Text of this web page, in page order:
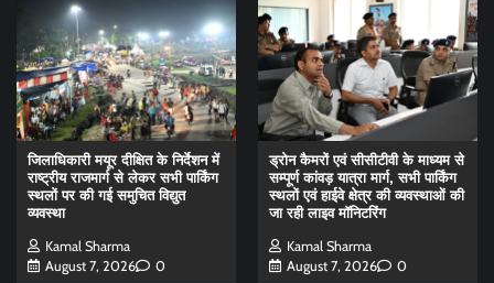
जिलाधिकारी मयूर दीक्षित के निर्देशन में
राष्ट्रीय राजमार्ग से लेकर सभी पार्किंग
स्थलों पर की गई समुचित विद्युत
व्यवस्था
Kamal Sharma
August 7, 2026
0
ड्रोन कैमरों एवं सीसीटीवी के माध्यम से
सम्पूर्ण कांवड़ यात्रा मार्ग, सभी पार्किंग
स्थलों एवं हाईवे क्षेत्र की व्यवस्थाओं की
जा रही लाइव मॉनिटरिंग
Kamal Sharma
August 7, 2026
0